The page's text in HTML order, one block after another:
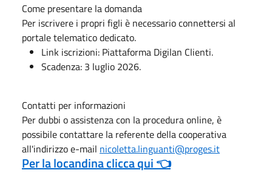
Come presentare la domanda
Per iscrivere i propri figli è necessario connettersi al
portale telematico dedicato.
Link iscrizioni: Piattaforma Digilan Clienti.
Scadenza: 3 luglio 2026.
Contatti per informazioni
Per dubbi o assistenza con la procedura online, è
possibile contattare la referente della cooperativa
all'indirizzo e-mail nicoletta.linguanti@proges.it
Per la locandina clicca qui 👈